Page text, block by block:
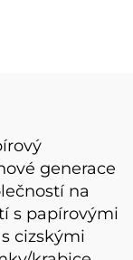
generace
na
s papírovými
cizskými